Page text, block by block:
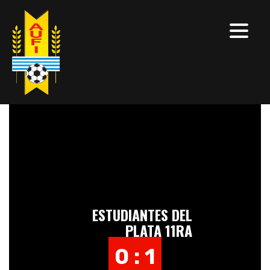
ESTUDIANTES DEL
PLATA 11RA
0 : 1